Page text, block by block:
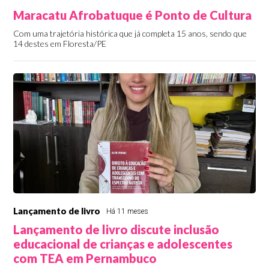
Maracatu Afrobatuque é Ponto de Cultura
Com uma trajetória histórica que já completa 15 anos, sendo que
14 destes em Floresta/PE
Lançamento de livro Há 11 meses
Lançamento de livro discute inclusão
educacional de crianças e adolescentes
com TEA em Pernambuco